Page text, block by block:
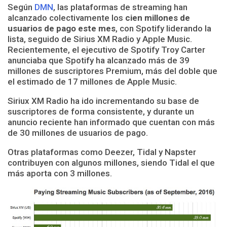
Según DMN, las plataformas de streaming han
alcanzado colectivamente los cien millones de
usuarios de pago este mes, con Spotify liderando la
lista, seguido de Sirius XM Radio y Apple Music.
Recientemente, el ejecutivo de Spotify Troy Carter
anunciaba que Spotify ha alcanzado más de 39
millones de suscriptores Premium, más del doble que
el estimado de 17 millones de Apple Music.
Siriux XM Radio ha ido incrementando su base de
suscriptores de forma consistente, y durante un
anuncio reciente han informado que cuentan con más
de 30 millones de usuarios de pago.
Otras plataformas como Deezer, Tidal y Napster
contribuyen con algunos millones, siendo Tidal el que
más aporta con 3 millones.